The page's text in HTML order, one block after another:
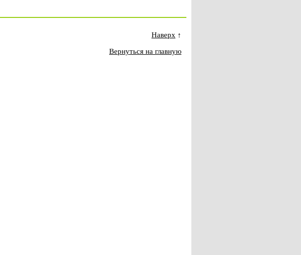
Наверх ↑
Вернуться на главную